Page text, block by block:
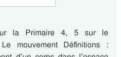
la Primaire 4, 5 sur le
mouvement Définitions :